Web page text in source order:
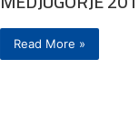
Read More »